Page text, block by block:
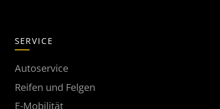
SERVICE
Autoservice
Reifen und Felgen
E-Mobilität